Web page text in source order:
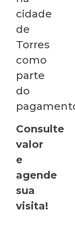
cidade
de
Torres
como
parte
do
Consulte
valor
e
agende
sua
visita!